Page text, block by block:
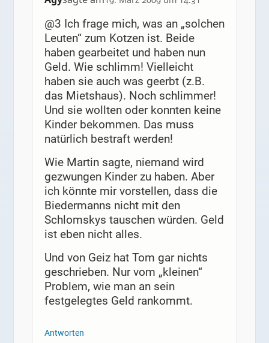
@3 Ich frage mich, was an „solchen
Leuten“ zum Kotzen ist. Beide
haben gearbeitet und haben nun
Geld. Wie schlimm! Vielleicht
haben sie auch was geerbt (z.B.
das Mietshaus). Noch schlimmer!
Und sie wollten oder konnten keine
Kinder bekommen. Das muss
natürlich bestraft werden!
Wie Martin sagte, niemand wird
gezwungen Kinder zu haben. Aber
ich könnte mir vorstellen, dass die
Biedermanns nicht mit den
Schlomskys tauschen würden. Geld
ist eben nicht alles.
Und von Geiz hat Tom gar nichts
geschrieben. Nur vom „kleinen“
Problem, wie man an sein
festgelegtes Geld rankommt.
Antworten